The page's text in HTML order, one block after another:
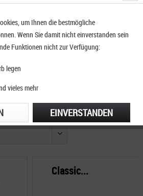
Classic...
um Ihnen die bestmögliche
Wenn Sie damit nicht einverstanden sein
Funktionen nicht zur Verfügung:
legen
vieles mehr
EINVERSTANDEN